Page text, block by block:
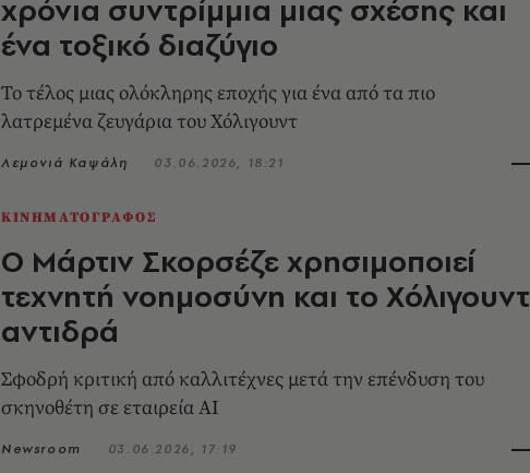
χρόνια συντρίμμια μιας σχέσης και
ένα τοξικό διαζύγιο
Το τέλος μιας ολόκληρης εποχής για ένα από τα πιο
λατρεμένα ζευγάρια του Χόλιγουντ
Λεμονιά Καψάλη 03.06.2026, 18:21
ΚΙΝΗΜΑΤΟΓΡΑΦΟΣ
Ο Μάρτιν Σκορσέζε χρησιμοποιεί
τεχνητή νοημοσύνη και το Χόλιγουντ
αντιδρά
Σφοδρή κριτική από καλλιτέχνες μετά την επένδυση του
σκηνοθέτη σε εταιρεία AI
Newsroom 03.06.2026, 17:19